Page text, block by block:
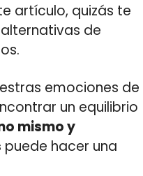
artículo, quizás te
de
emociones de
un equilibrio
mismo y
puede hacer una